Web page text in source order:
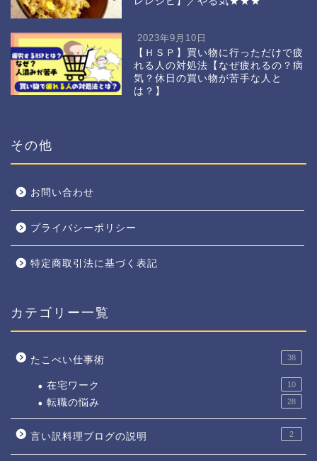
2023年9月10日
【ＨＳＰ】買い物に行っただけで疲
れる人の対処法【なぜ疲れるの？病
気？休日の買い物が苦手な人と
は？】
その他
お問い合わせ
プライバシーポリシー
特定商取引法に基づく表記
カテゴリー一覧
たこべい仕事術 38
在宅ワーク 10
転職の悩み 28
言い訳料理ブログの説明 2